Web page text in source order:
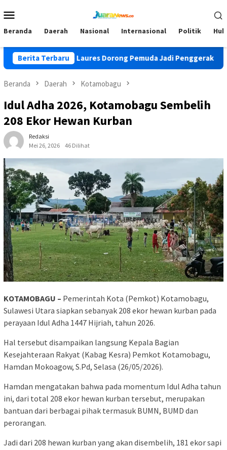
ke
Mobile
Beranda Daerah Nasional Internasional Politik
Berita Terbaru
Ofriyanto Laures Dorong Pemuda Jadi Penggerak di Era Digital
Beranda Daerah Kotamobagu
Idul Adha 2026, Kotamobagu Sembelih
208 Ekor Hewan Kurban
Redaksi
Mei 26, 2026
46 Dilihat
KOTAMOBAGU – Pemerintah Kota (Pemkot) Kotamobagu,
Sulawesi Utara siapkan sebanyak 208 ekor hewan kurban pada
perayaan Idul Adha 1447 Hijriah, tahun 2026.
Hal tersebut disampaikan langsung Kepala Bagian
Kesejahteraan Rakyat (Kabag Kesra) Pemkot Kotamobagu,
Hamdan Mokoagow, S.Pd, Selasa (26/05/2026).
Hamdan mengatakan bahwa pada momentum Idul Adha tahun
ini, dari total 208 ekor hewan kurban tersebut, merupakan
bantuan dari berbagai pihak termasuk BUMN, BUMD dan
perorangan.
Jadi dari 208 hewan kurban yang akan disembelih, 181 ekor sapi